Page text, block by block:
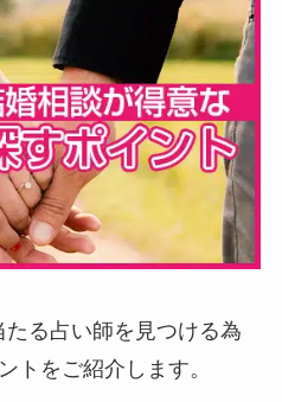
る占い師を見つける為
トをご紹介します。